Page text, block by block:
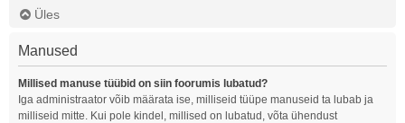
Üles
Manused
Millised manuse tüübid on siin foorumis lubatud?
Iga administraator võib määrata ise, milliseid tüüpe manuseid ta lubab ja
milliseid mitte. Kui pole kindel, millised on lubatud, võta ühendust